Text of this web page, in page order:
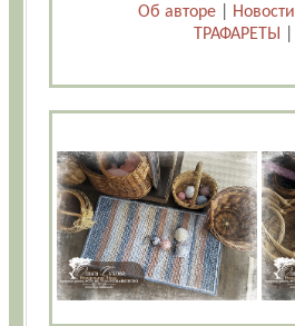
Об авторе Новости
ТРАФАРЕТЫ